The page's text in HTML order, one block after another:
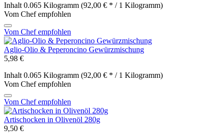
Inhalt 0.065 Kilogramm (92,00 € * / 1 Kilogramm)
Vom Chef empfohlen
Vom Chef empfohlen
Aglio-Olio & Peperoncino Gewürzmischung
5,98 €
Inhalt 0.065 Kilogramm (92,00 € * / 1 Kilogramm)
Vom Chef empfohlen
Vom Chef empfohlen
Artischocken in Olivenöl 280g
9,50 €